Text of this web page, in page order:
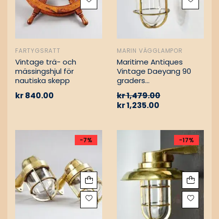
FARTYGSRATT
Vintage trä- och
mässingshjul för
nautiska skepp
kr840.00
MARIN VÄGGLAMPOR
Maritime Antiques
Vintage Daeyang 90
graders
kr1,479.00
kr1,235.00
-7% -17%